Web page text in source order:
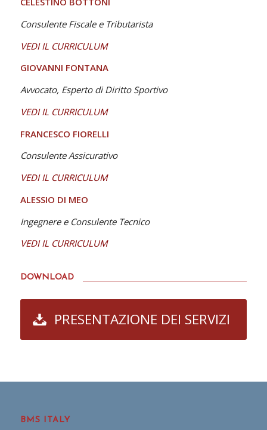
Consulente Fiscale e Tributarista
VEDI IL CURRICULUM
GIOVANNI FONTANA
Avvocato, Esperto di Diritto Sportivo
VEDI IL CURRICULUM
FRANCESCO FIORELLI
Consulente Assicurativo
VEDI IL CURRICULUM
ALESSIO DI MEO
Ingegnere e Consulente Tecnico
VEDI IL CURRICULUM
DOWNLOAD
PRESENTAZIONE DEI SERVIZI
BMS ITALY